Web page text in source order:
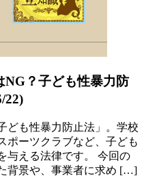
NG？子ども性暴力防
22)
ども性暴力防止法」。学校
ポーツクラブなど、子ども
与える法律です。 今回の
背景や、事業者に求め […]